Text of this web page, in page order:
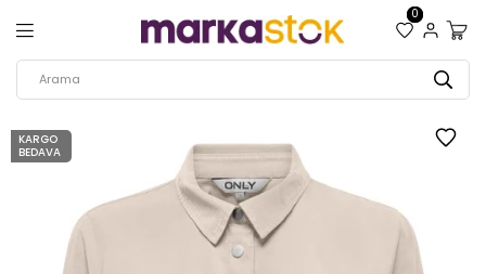
0
KARGO
BEDAVA